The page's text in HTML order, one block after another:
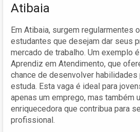
Atibaia
Em Atibaia, surgem regularmentes
estudantes que desejam dar seus
mercado de trabalho. Um exemplo
Aprendiz em Atendimento, que
chance de desenvolver
estuda. Esta vaga é ideal para
apenas um emprego, mas também
enriquecedora que contribua para
profissional.